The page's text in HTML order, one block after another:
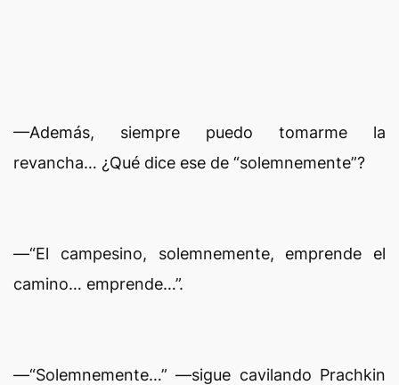
—Además, siempre puedo tomarme la
revancha… ¿Qué dice ese de “solemnemente”?
—“El campesino, solemnemente, emprende el
camino… emprende…”.
—“Solemnemente…” —sigue cavilando Prachkin